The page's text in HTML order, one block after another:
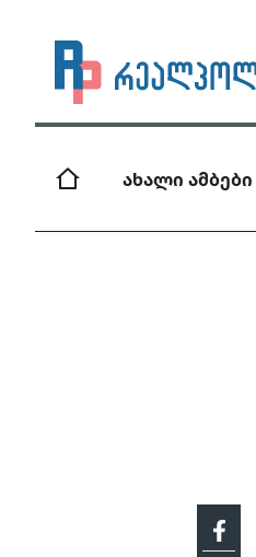
ახალი ამბები